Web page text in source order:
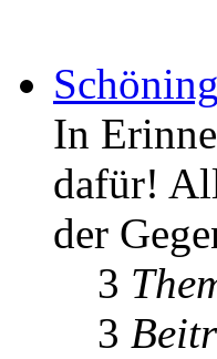
In
dafür!
der
3
3